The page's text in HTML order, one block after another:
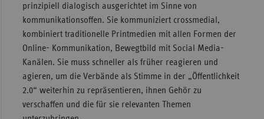
prinzipiell dialogisch ausgerichtet im Sinne von
kommunikationsoffen. Sie kommuniziert crossmedial,
kombiniert traditionelle Printmedien mit allen Formen der
Online- Kommunikation, Bewegtbild mit Social Media-
Kanälen. Sie muss schneller als früher reagieren und
agieren, um die Verbände als Stimme in der „Öffentlichkeit
2.0“ weiterhin zu repräsentieren, ihnen Gehör zu
verschaffen und die für sie relevanten Themen